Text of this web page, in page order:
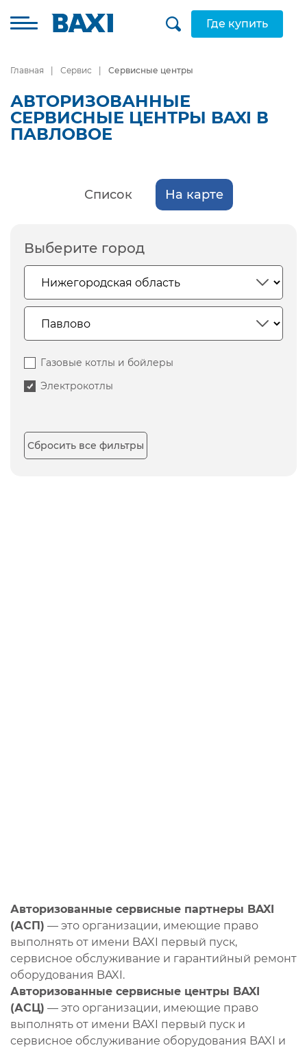
Где купить
Главная Сервис Сервисные центры
АВТОРИЗОВАННЫЕ
СЕРВИСНЫЕ ЦЕНТРЫ BAXI В
ПАВЛОВОЕ
Список На карте
Выберите город
Газовые котлы и бойлеры
Электрокотлы
Сбросить все фильтры
Авторизованные сервисные партнеры BAXI
(АСП) — это организации, имеющие право
выполнять от имени BAXI первый пуск,
сервисное обслуживание и гарантийный ремонт
оборудования BAXI.
Авторизованные сервисные центры BAXI
(АСЦ) — это организации, имеющие право
выполнять от имени BAXI первый пуск и
сервисное обслуживание оборудования BAXI и